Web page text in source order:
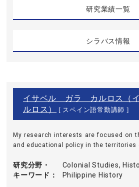
研究業績一覧
シラバス情報
イサベル ガラ カルロス（
ルロス）
[ スペイン語常勤講師 ]
My research interests are focused on
and educational policy in the territories
研究分野・
キーワード
Colonial Studies,
Philippine History